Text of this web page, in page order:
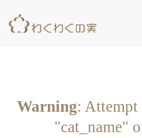
Warning: Attempt
"cat_name"